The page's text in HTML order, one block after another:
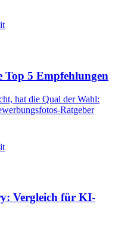
Top 5 Empfehlungen
hat die Qual der Wahl:
Ratgeber
Vergleich für KI-